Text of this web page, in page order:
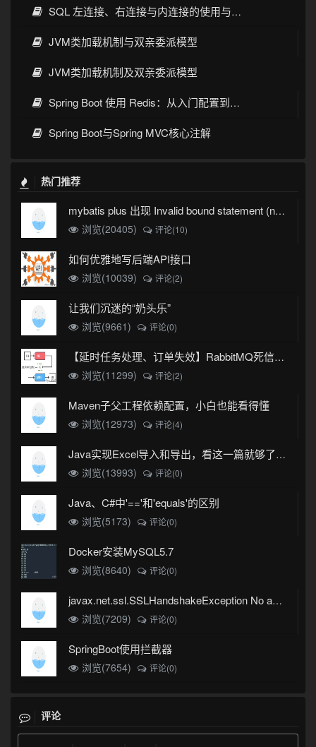
SQL 左连接、右连接与内连接的使用与区别
JVM类加载机制与双亲委派模型
JVM类加载机制及双亲委派模型
Spring Boot 使用 Redis：从入门配置到缓存实战
Spring Boot与Spring MVC核心注解
热门推荐
mybatis plus 出现 Invalid bound statement (not found)
浏览(20405)
评论(10)
如何优雅地写后端API接口
浏览(10039) 评论(2)
让我们沉迷的“奶头乐”
浏览(9661) 评论(0)
【延时任务处理、订单失效】RabbitMQ死信队列实现
浏览(11299)
评论(2)
Maven子父工程依赖配置，小白也能看得懂
浏览(12973) 评论(4)
Java实现Excel导入和导出，看这一篇就够了(珍藏版)
浏览(13993)
评论(0)
Java、C#中'=='和'equals'的区别
浏览(5173) 评论(0)
Docker安装MySQL5.7
浏览(8640) 评论(0)
javax.net.ssl.SSLHandshakeException No appropriate protocol (protocol is disabled or cipher suites are inappropriate)错误
浏览(7209)
评论(0)
SpringBoot使用拦截器
浏览(7654) 评论(0)
评论